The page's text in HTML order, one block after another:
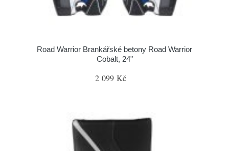
Road Warrior Brankářské betony Road Warrior
Cobalt, 24"
2 099 Kč